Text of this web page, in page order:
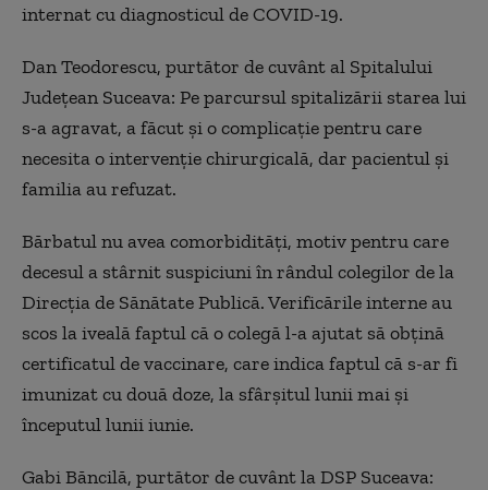
internat cu diagnosticul de COVID-19.
Dan Teodorescu, purtător de cuvânt al Spitalului
Județean Suceava: Pe parcursul spitalizării starea lui
s-a agravat, a făcut și o complicație pentru care
necesita o intervenție chirurgicală, dar pacientul și
familia au refuzat.
Bărbatul nu avea comorbidități, motiv pentru care
decesul a stârnit suspiciuni în rândul colegilor de la
Direcția de Sănătate Publică. Verificările interne au
scos la iveală faptul că o colegă l-a ajutat să obțină
certificatul de vaccinare, care indica faptul că s-ar fi
imunizat cu două doze, la sfârșitul lunii mai și
începutul lunii iunie.
Gabi Băncilă, purtător de cuvânt la DSP Suceava: